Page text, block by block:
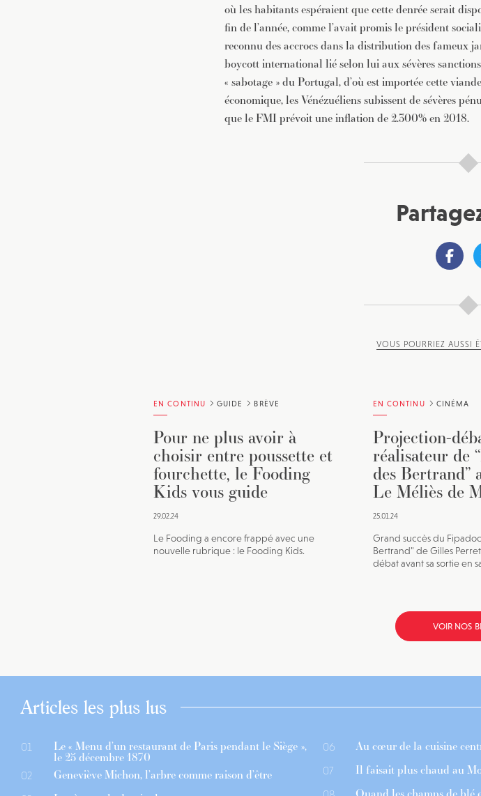
où les habitants espéraient que cette denrée serait
fin de l’année, comme l’avait promis le président
reconnu des accrocs dans la distribution des fameux
boycott international lié selon lui aux sévères
« sabotage » du Portugal, d’où est importée cette
économique, les Vénézuéliens subissent de sévères
que le FMI prévoit une inflation de 2.300% en 2018.
VOUS POURRIEZ AUSSI
EN CONTINU GUIDE BRÈVE
Pour ne plus avoir à
choisir entre poussette et
fourchette, le Fooding
Kids vous guide
29.02.24
Le Fooding a encore frappé avec une
nouvelle rubrique : le Fooding Kids.
EN CONTINU CINÉMA
Projection-
réalisateur de
des Bertrand”
Le Méliès de
25.01.24
Grand succès du
Bertrand" de Gilles
débat avant sa sortie en
VOIR NOS
Articles les plus lus
01 Le « Menu d’un restaurant de Paris pendant le Siège »,
le 25 décembre 1870
02 Geneviève Michon, l’arbre comme raison d’être
06 Au cœur de la cuisine
07 Il faisait plus chaud au